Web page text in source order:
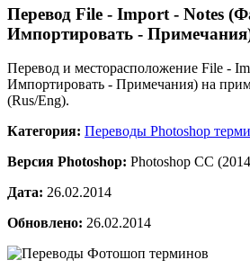
Перевод File - Import - Notes
Импортировать -
Перевод и месторасположение File -
Импортировать - Примечания) на
(Rus/Eng).
Категория: Переводы Photoshop
Версия Photoshop: Photoshop CC
Дата: 26.02.2014
Обновлено: 26.02.2014